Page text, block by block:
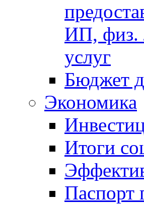
ИП, физ.
услуг
Бюджет
Экономика
Итоги
Паспорт